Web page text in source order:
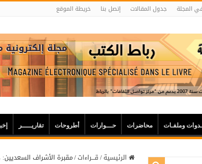
المجلة جدول المقالات إتصل بنا خريطة الموقع
وملفـات محاضرات حـــوارات أطروحات تقاريـــــر
الرئيسية/قـــراءات/مقبرة الأشراف السعديين: